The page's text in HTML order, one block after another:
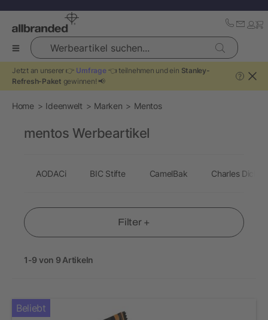
Werbeartikel suchen...
Jetzt an unserer 👉 Umfrage👈 teilnehmen und ein Stanley-
Refresh-Paket gewinnen! 📢
?
Home Ideenwelt Marken Mentos
Filter +
1-9 von 9 Artikeln
Beliebt
mentos Werbeartikel
AODACi BIC Stifte CamelBak Charles